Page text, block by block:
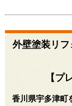
外壁塗装リ
【プ
香川県宇多津町